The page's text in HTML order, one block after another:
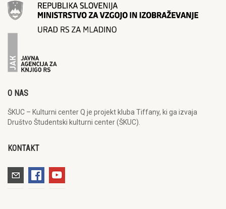
O NAS
ŠKUC – Kulturni center Q je projekt kluba Tiffany, ki ga izvaja
Društvo Študentski kulturni center (ŠKUC).
KONTAKT